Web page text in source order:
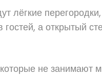
лёгкие
а открытый
не занимают